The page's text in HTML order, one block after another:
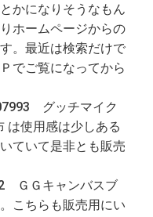
かになりそうなもん
ホームページからの
。最近は検索だけで
でご覧になってから
グッチマイク
は使用感は少しある
ていて是非とも販売
ＧＧキャンバスブ
こちらも販売用にい